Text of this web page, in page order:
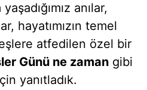
anılar,
hayatımızın temel
atfedilen özel bir
Günü ne zaman gibi
yanıtladık.